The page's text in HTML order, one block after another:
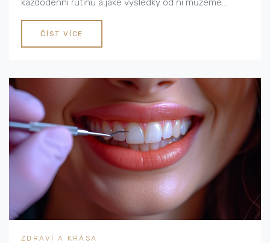
každodenní rutinu a jaké výsledky od ní můžeme
očekávat. Také probereme některé běžné obavy, které
lidé mají před zahájením takové léčby. Tak se pojďme
ČÍST VÍCE
ZDRAVÍ A KRÁSA